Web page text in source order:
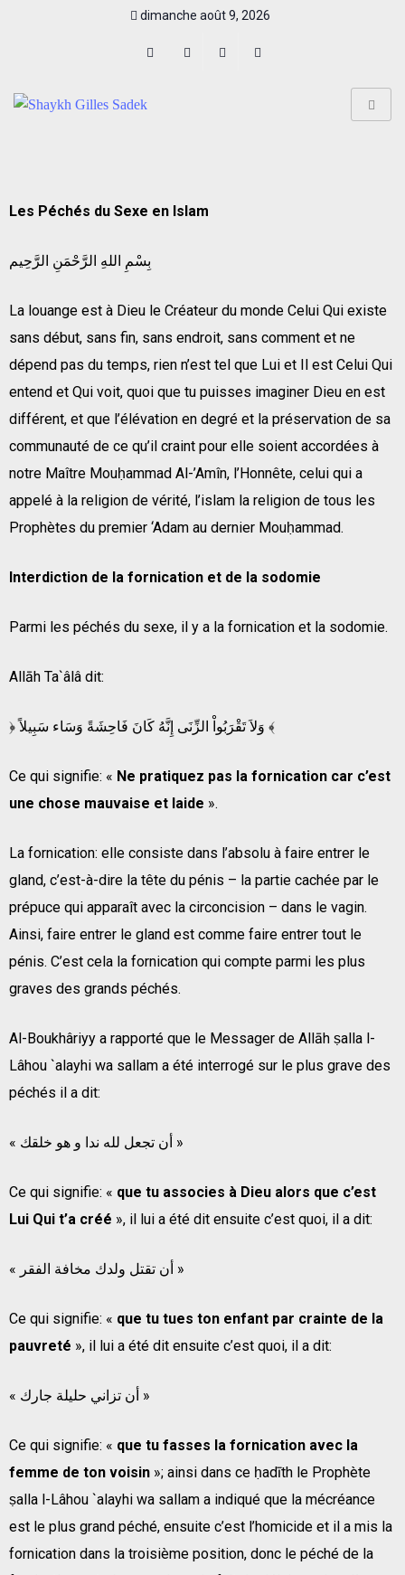
dimanche août 9, 2026
Les Péchés du Sexe en Islam
بِسْمِ اللهِ الرَّحْمَنِ الرَّحِيم
La louange est à Dieu le Créateur du monde Celui Qui existe
sans début, sans fin, sans endroit, sans comment et ne
dépend pas du temps, rien n’est tel que Lui et Il est Celui Qui
entend et Qui voit, quoi que tu puisses imaginer Dieu en est
différent, et que l’élévation en degré et la préservation de sa
communauté de ce qu’il craint pour elle soient accordées à
notre Maître Mouḥammad Al-’Amîn, l’Honnête, celui qui a
appelé à la religion de vérité, l’islam la religion de tous les
Prophètes du premier ‘Adam au dernier Mouḥammad.
Interdiction de la fornication et de la sodomie
Parmi les péchés du sexe, il y a la fornication et la sodomie.
Allāh Ta`âlâ dit:
﴿ وَلاَ تَقْرَبُواْ الزِّنَى إِنَّهُ كَانَ فَاحِشَةً وَسَاء سَبِيلاً ﴾
Ce qui signifie: « Ne pratiquez pas la fornication car c’est
une chose mauvaise et laide ».
La fornication: elle consiste dans l’absolu à faire entrer le
gland, c’est-à-dire la tête du pénis – la partie cachée par le
prépuce qui apparaît avec la circoncision – dans le vagin.
Ainsi, faire entrer le gland est comme faire entrer tout le
pénis. C’est cela la fornication qui compte parmi les plus
graves des grands péchés.
Al-Boukhâriyy a rapporté que le Messager de Allāh ṣalla l-
Lâhou `alayhi wa sallam a été interrogé sur le plus grave des
péchés il a dit:
« أن تجعل لله ندا و هو خلقك »
Ce qui signifie: « que tu associes à Dieu alors que c’est
Lui Qui t’a créé », il lui a été dit ensuite c’est quoi, il a dit:
« أن تقتل ولدك مخافة الفقر »
Ce qui signifie: « que tu tues ton enfant par crainte de la
pauvreté », il lui a été dit ensuite c’est quoi, il a dit:
« أن تزاني حليلة جارك »
Ce qui signifie: « que tu fasses la fornication avec la
femme de ton voisin »; ainsi dans ce ḥadīth le Prophète
ṣalla l-Lâhou `alayhi wa sallam a indiqué que la mécréance
est le plus grand péché, ensuite c’est l’homicide et il a mis la
fornication dans la troisième position, donc le péché de la